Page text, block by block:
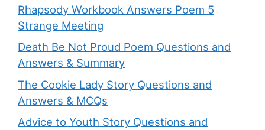
Rhapsody Workbook Answers Poem 5
Strange Meeting
Death Be Not Proud Poem Questions and
Answers & Summary
The Cookie Lady Story Questions and
Answers & MCQs
Advice to Youth Story Questions and